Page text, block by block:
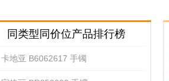
同类型同价位产品排行榜
卡地亚 B6062617 手镯